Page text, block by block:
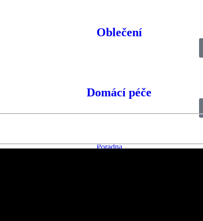
Oblečení
Domácí péče
Poradna